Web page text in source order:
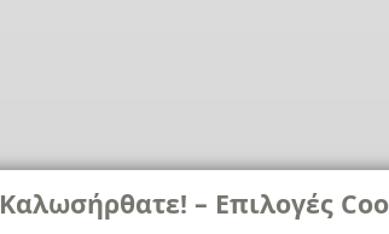
Καλωσήρθατε! – Επιλογές